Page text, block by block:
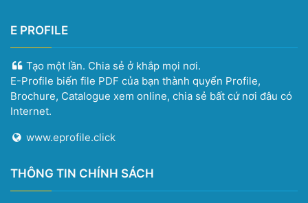
E PROFILE
Tạo một lần. Chia sẻ ở khắp mọi nơi.
E-Profile biến file PDF của bạn thành quyển Profile,
Brochure, Catalogue xem online, chia sẻ bất cứ nơi đâu có
Internet.
www.eprofile.click
THÔNG TIN CHÍNH SÁCH